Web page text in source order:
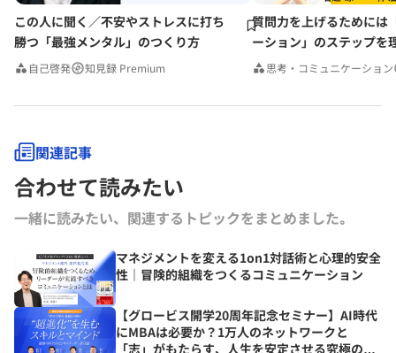
この人に聞く／不安やストレスに打ち
勝つ「最強メンタル」のつくり方
自己啓発 知見録 Premium
質問力を上げるためには
ーション」のステップを
みんなの相談室Premium
思考・コミュニケーション
関連記事
合わせて読みたい
一緒に読みたい、関連するトピックをまとめました｡
マネジメントを変える1on1対話術と心理的安全
性｜冒険的組織をつくるコミュニケーション
【グロービス開学20周年記念セミナー】AI時代
にMBAは必要か？1万人のネットワークと
「志」がもたらす、人生を安定させる究極の資